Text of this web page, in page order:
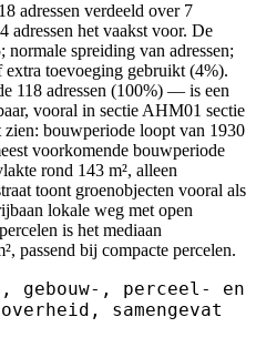
adressen verdeeld over 7
het vaakst voor. De
spreiding van adressen;
extra toevoeging gebruikt (4%).
118 adressen (100%) — is een
vooral in sectie AHM01 sectie
bouwperiode loopt van 1930
voorkomende bouwperiode
rond 143 m², alleen
toont groenobjecten vooral als
lokale weg met open
is het mediaan
passend bij compacte percelen.
gebouw-, perceel- en
samengevat